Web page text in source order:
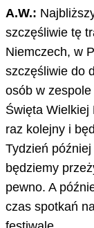
A.W.:
szczęśliwie tę
Niemczech, w
szczęśliwie do
osób w
Święta Wielkiej
raz kolejny i
Tydzień
będziemy
pewno. A
czas spotkań